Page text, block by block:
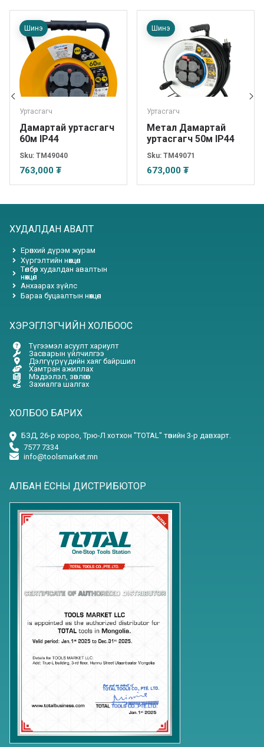
Шинэ
Уртасгагч
Дамартай уртасгагч
60м IP44
Sku: TM49040
763,000 ₮
Шинэ
Уртасгагч
Метал Дамартай
уртасгагч 50м IP44
Sku: TM49071
673,000 ₮
ХУДАЛДАН АВАЛТ
Ерөнхий дүрэм журам
Хүргэлтийн нөхцөл
Төлбөр худалдан авалтын
нөхцөл
Анхаарах зүйлс
Бараа буцаалтын нөхцөл
ХЭРЭГЛЭГЧИЙН ХОЛБООС
Түгээмэл асуулт хариулт
Засварын үйлчилгээ
Дэлгүүрүүдийн хаяг байршил
Хамтран ажиллах
Мэдээлэл, зөвлөгөө
Захиалга шалгах
ХОЛБОО БАРИХ
БЗД, 26-р хороо, Трю-Л хотхон "TOTAL" төвийн 3-р давхарт.
7577 7334
info@toolsmarket.mn
АЛБАН ЁСНЫ ДИСТРИБЮТОР